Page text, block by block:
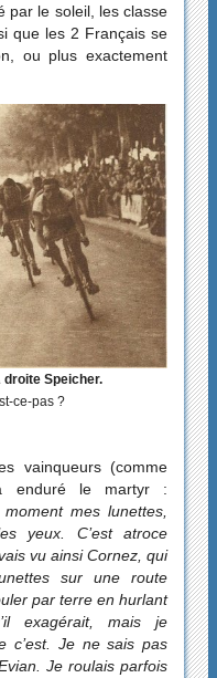
par le soleil, les classe
que les 2 Français se
ou plus exactement
droite Speicher.
ce-pas ?
vainqueurs (comme
enduré le martyr :
mes lunettes,
yeux. C’est atroce
vu ainsi Cornez, qui
sur une route
par terre en hurlant
exagérait, mais je
c’est. Je ne sais pas
Je roulais parfois